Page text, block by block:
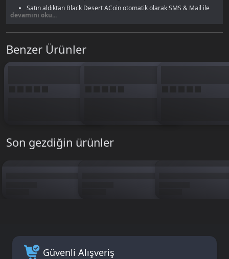
Satın aldıktan Black Desert ACoin otomatik olarak SMS & Mail ile
gönderilir.
Üye girişi yapmayarak alınan Black Desert A Coin SMS & Mail ile
gönderilir.
devamını oku...
Benzer Ürünler
Son gezdiğin ürünler
Güvenli Alışveriş